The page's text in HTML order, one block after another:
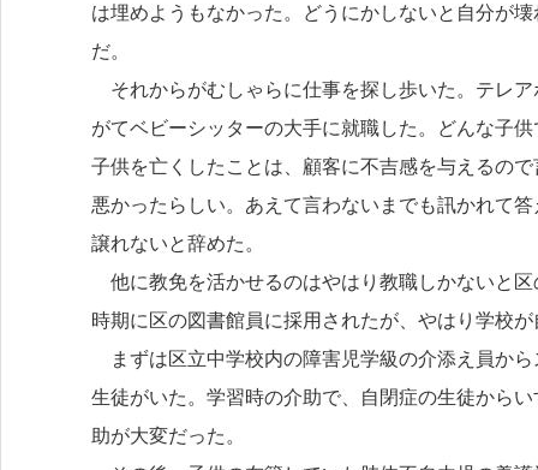
は埋めようもなかった。どうにかしないと自分が
だ。
それからがむしゃらに仕事を探し歩いた。テレ
がてベビーシッターの大手に就職した。どんな子
子供を亡くしたことは、顧客に不吉感を与えるの
悪かったらしい。あえて言わないまでも訊かれて
譲れないと辞めた。
他に教免を活かせるのはやはり教職しかないと
時期に区の図書館員に採用されたが、やはり学校
まずは区立中学校内の障害児学級の介添え員か
生徒がいた。学習時の介助で、自閉症の生徒から
助が大変だった。